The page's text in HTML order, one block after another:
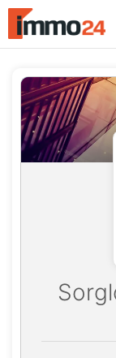
Accessibility
Modus
Navigation
zum
Inhalt